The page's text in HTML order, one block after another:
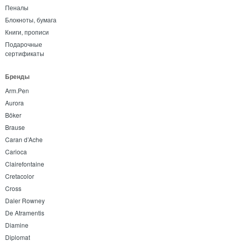
Пеналы
Блокноты, бумага
Книги, прописи
Подарочные
сертификаты
Бренды
Arm.Pen
Aurora
Böker
Brause
Caran d’Ache
Carioca
Clairefontaine
Cretacolor
Cross
Daler Rowney
De Atramentis
Diamine
Diplomat